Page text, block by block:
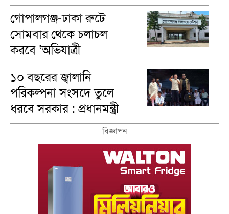
গোপালগঞ্জ-ঢাকা রুটে
সোমবার থেকে চলাচল
করবে ‘অভিযাত্রী
কমিউটার’ ট্রেন
১০ বছরের জ্বালানি
পরিকল্পনা সংসদে তুলে
ধরবে সরকার : প্রধানমন্ত্রী
বিজ্ঞাপন